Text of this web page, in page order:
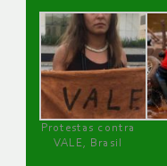
Protestas contra
VALE, Brasil